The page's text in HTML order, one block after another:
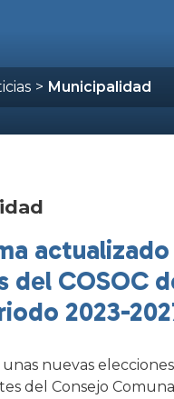
> Municipalidad
del COSOC
2023-
nuevas
del Consejo